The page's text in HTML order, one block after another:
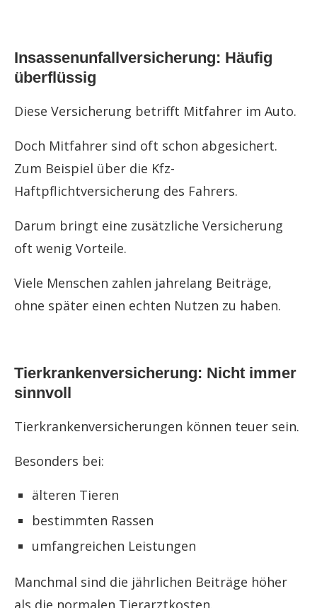
Insassenunfallversicherung: Häufig
überflüssig
Diese Versicherung betrifft Mitfahrer im Auto.
Doch Mitfahrer sind oft schon abgesichert.
Zum Beispiel über die Kfz-
Haftpflichtversicherung des Fahrers.
Darum bringt eine zusätzliche Versicherung
oft wenig Vorteile.
Viele Menschen zahlen jahrelang Beiträge,
ohne später einen echten Nutzen zu haben.
Tierkrankenversicherung: Nicht immer
sinnvoll
Tierkrankenversicherungen können teuer sein.
Besonders bei:
älteren Tieren
bestimmten Rassen
umfangreichen Leistungen
Manchmal sind die jährlichen Beiträge höher